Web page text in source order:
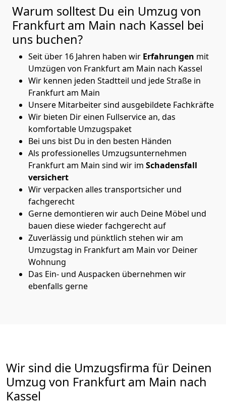
Warum solltest Du ein Umzug von
Frankfurt am Main nach Kassel bei
uns buchen?
Seit über 16 Jahren haben wir Erfahrungen mit
Umzügen von Frankfurt am Main nach Kassel
Wir kennen jeden Stadtteil und jede Straße in
Frankfurt am Main
Unsere Mitarbeiter sind ausgebildete Fachkräfte
Wir bieten Dir einen Fullservice an, das
komfortable Umzugspaket
Bei uns bist Du in den besten Händen
Als professionelles Umzugsunternehmen
Frankfurt am Main sind wir im Schadensfall
versichert
Wir verpacken alles transportsicher und
fachgerecht
Gerne demontieren wir auch Deine Möbel und
bauen diese wieder fachgerecht auf
Zuverlässig und pünktlich stehen wir am
Umzugstag in Frankfurt am Main vor Deiner
Wohnung
Das Ein- und Auspacken übernehmen wir
ebenfalls gerne
Wir sind die Umzugsfirma für Deinen
Umzug von Frankfurt am Main nach
Kassel